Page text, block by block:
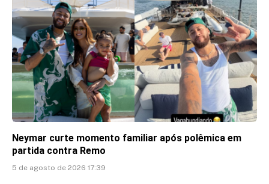
Neymar curte momento familiar após polêmica em
partida contra Remo
5 de agosto de 2026 17:39